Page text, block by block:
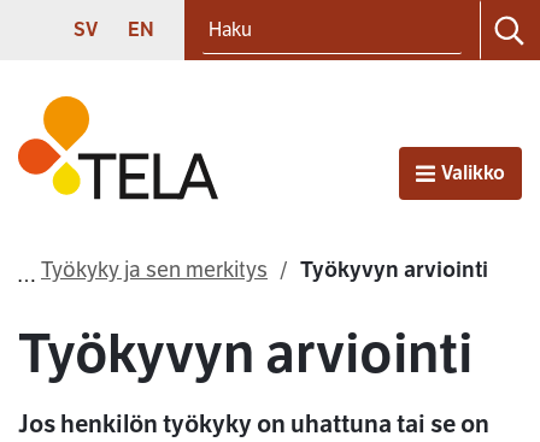
Siirry sisältöön
SVENSKA
SV ENGLISH
EN
Etusivu
AvaaValikko
Työkyky ja sen merkitys Työkyvyn arviointi
Työkyvyn arviointi
Jos henkilön työkyky on uhattuna tai se on